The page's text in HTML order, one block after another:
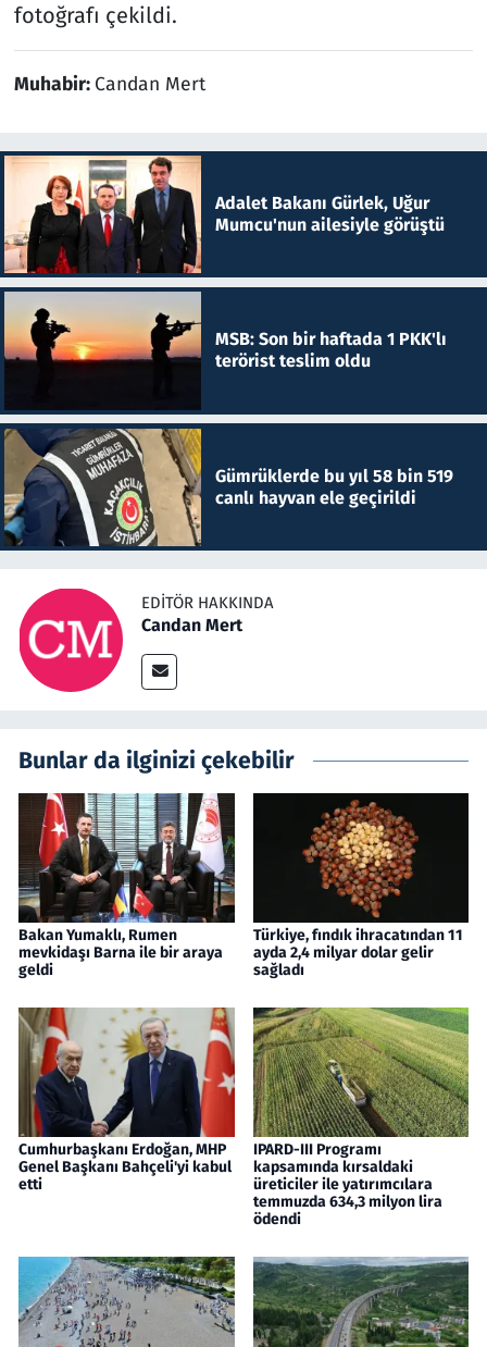
fotoğrafı çekildi.
Muhabir: Candan Mert
Adalet Bakanı Gürlek, Uğur
Mumcu'nun ailesiyle görüştü
MSB: Son bir haftada 1 PKK'lı
terörist teslim oldu
Gümrüklerde bu yıl 58 bin 519
canlı hayvan ele geçirildi
EDITÖR HAKKINDA
Candan Mert
Bunlar da ilginizi çekebilir
Bakan Yumaklı, Rumen
mevkidaşı Barna ile bir araya
geldi
Türkiye, fındık ihracatından 11
ayda 2,4 milyar dolar gelir
sağladı
Cumhurbaşkanı Erdoğan, MHP
Genel Başkanı Bahçeli'yi kabul
etti
IPARD-III Programı
kapsamında kırsaldaki
üreticiler ile yatırımcılara
temmuzda 634,3 milyon lira
ödendi